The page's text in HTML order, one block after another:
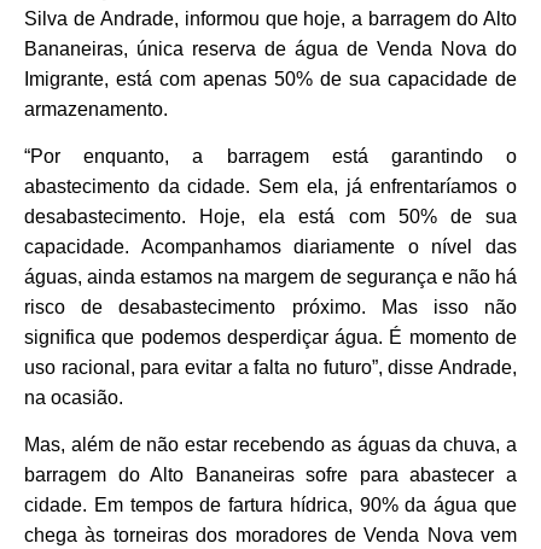
Silva de Andrade, informou que hoje, a barragem do Alto
Bananeiras, única reserva de água de Venda Nova do
Imigrante, está com apenas 50% de sua capacidade de
armazenamento.
“Por enquanto, a barragem está garantindo o
abastecimento da cidade. Sem ela, já enfrentaríamos o
desabastecimento. Hoje, ela está com 50% de sua
capacidade. Acompanhamos diariamente o nível das
águas, ainda estamos na margem de segurança e não há
risco de desabastecimento próximo. Mas isso não
significa que podemos desperdiçar água. É momento de
uso racional, para evitar a falta no futuro”, disse Andrade,
na ocasião.
Mas, além de não estar recebendo as águas da chuva, a
barragem do Alto Bananeiras sofre para abastecer a
cidade. Em tempos de fartura hídrica, 90% da água que
chega às torneiras dos moradores de Venda Nova vem